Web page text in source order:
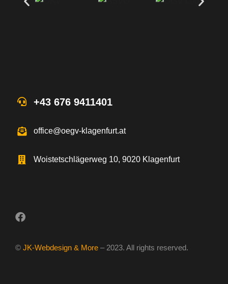
+43 676 9411401
office@oegv-klagenfurt.at
Woistetschlägerweg 10, 9020 Klagenfurt
© JK-Webdesign & More – 2023. All rights reserved.